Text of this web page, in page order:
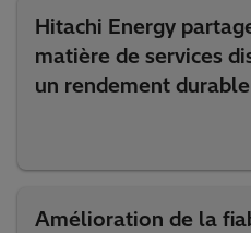
Hitachi Energy
matière de services
un rendement durable
Amélioration de la